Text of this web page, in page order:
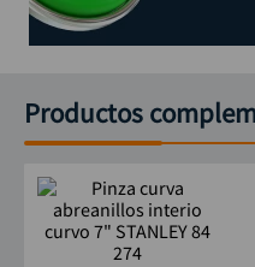
Productos